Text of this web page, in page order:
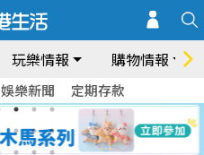
玩樂情報 購物情報
娛樂新聞 定期存款